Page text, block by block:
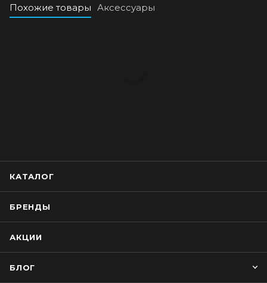
Похожие товары Аксессуары
КАТАЛОГ
БРЕНДЫ
АКЦИИ
БЛОГ